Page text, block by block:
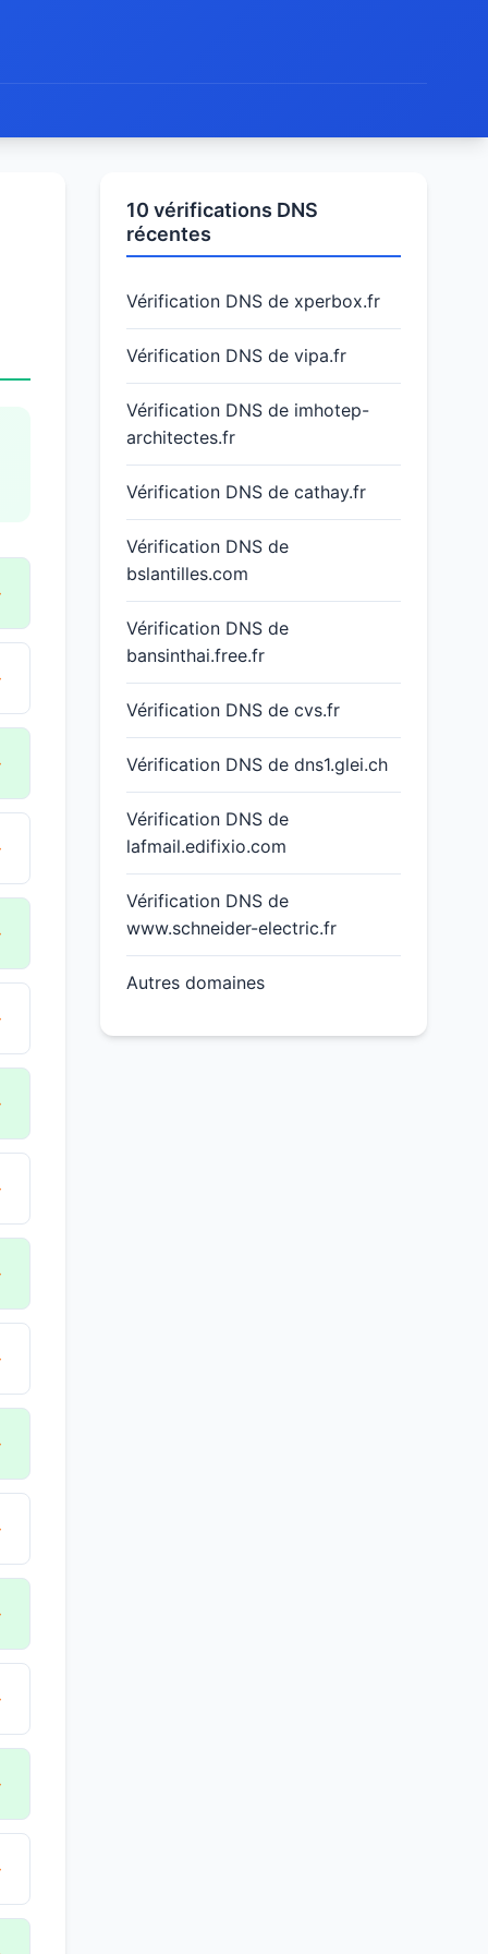
10 vérifications DNS
récentes
Vérification DNS de xperbox.fr
Vérification DNS de vipa.fr
Vérification DNS de imhotep-
architectes.fr
Vérification DNS de cathay.fr
Vérification DNS de
bslantilles.com
Vérification DNS de
bansinthai.free.fr
Vérification DNS de cvs.fr
Vérification DNS de dns1.glei.ch
Vérification DNS de
lafmail.edifixio.com
Vérification DNS de
www.schneider-electric.fr
Autres domaines